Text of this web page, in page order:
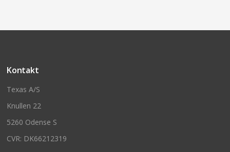
Kontakt
Texas A/S
Knullen 22
5260 Odense S
CVR: DK66212319